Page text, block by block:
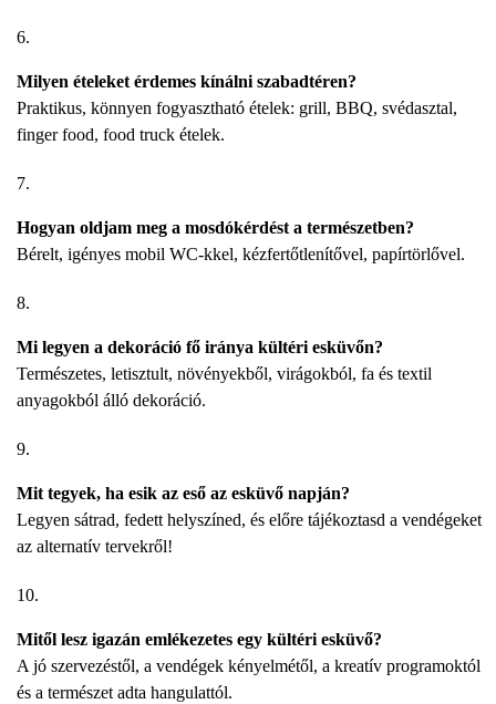
Milyen ételeket érdemes kínálni szabadtéren?
Praktikus, könnyen fogyasztható ételek: grill, BBQ, svédasztal,
finger food, food truck ételek.
Hogyan oldjam meg a mosdókérdést a természetben?
Bérelt, igényes mobil WC-kkel, kézfertőtlenítővel, papírtörlővel.
Mi legyen a dekoráció fő iránya kültéri esküvőn?
Természetes, letisztult, növényekből, virágokból, fa és textil
anyagokból álló dekoráció.
Mit tegyek, ha esik az eső az esküvő napján?
Legyen sátrad, fedett helyszíned, és előre tájékoztasd a vendégeket
az alternatív tervekről!
Mitől lesz igazán emlékezetes egy kültéri esküvő?
A jó szervezéstől, a vendégek kényelmétől, a kreatív programoktól
és a természet adta hangulattól.